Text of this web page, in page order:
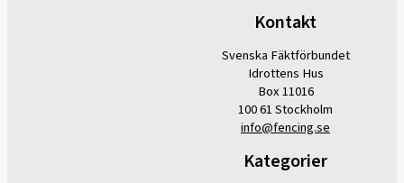
Kontakt
Svenska Fäktförbundet
Idrottens Hus
Box 11016
100 61 Stockholm
info@fencing.se
Kategorier